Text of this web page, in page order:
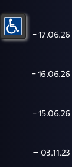
המהדורה המרכזית 17.06.26 -
המהדורה המרכזית 16.06.26 -
המהדורה המרכזית 15.06.26 -
המהדורה המרכזית 03.11.23 –